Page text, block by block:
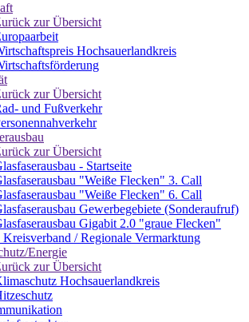
zur Übersicht
Hochsauerlandkreis
zur Übersicht
und Fußverkehr
zur Übersicht
- Startseite
"Weiße Flecken" 3. Call
"Weiße Flecken" 6. Call
Gewerbegebiete (Sonderaufruf)
Gigabit 2.0 "graue Flecken"
/ Regionale Vermarktung
Energie
zur Übersicht
Hochsauerlandkreis